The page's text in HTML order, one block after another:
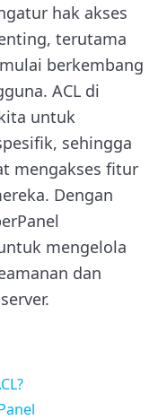
hak akses
terutama
berkembang
ACL di
untuk
sehingga
mengakses fitur
Dengan
mengelola
dan